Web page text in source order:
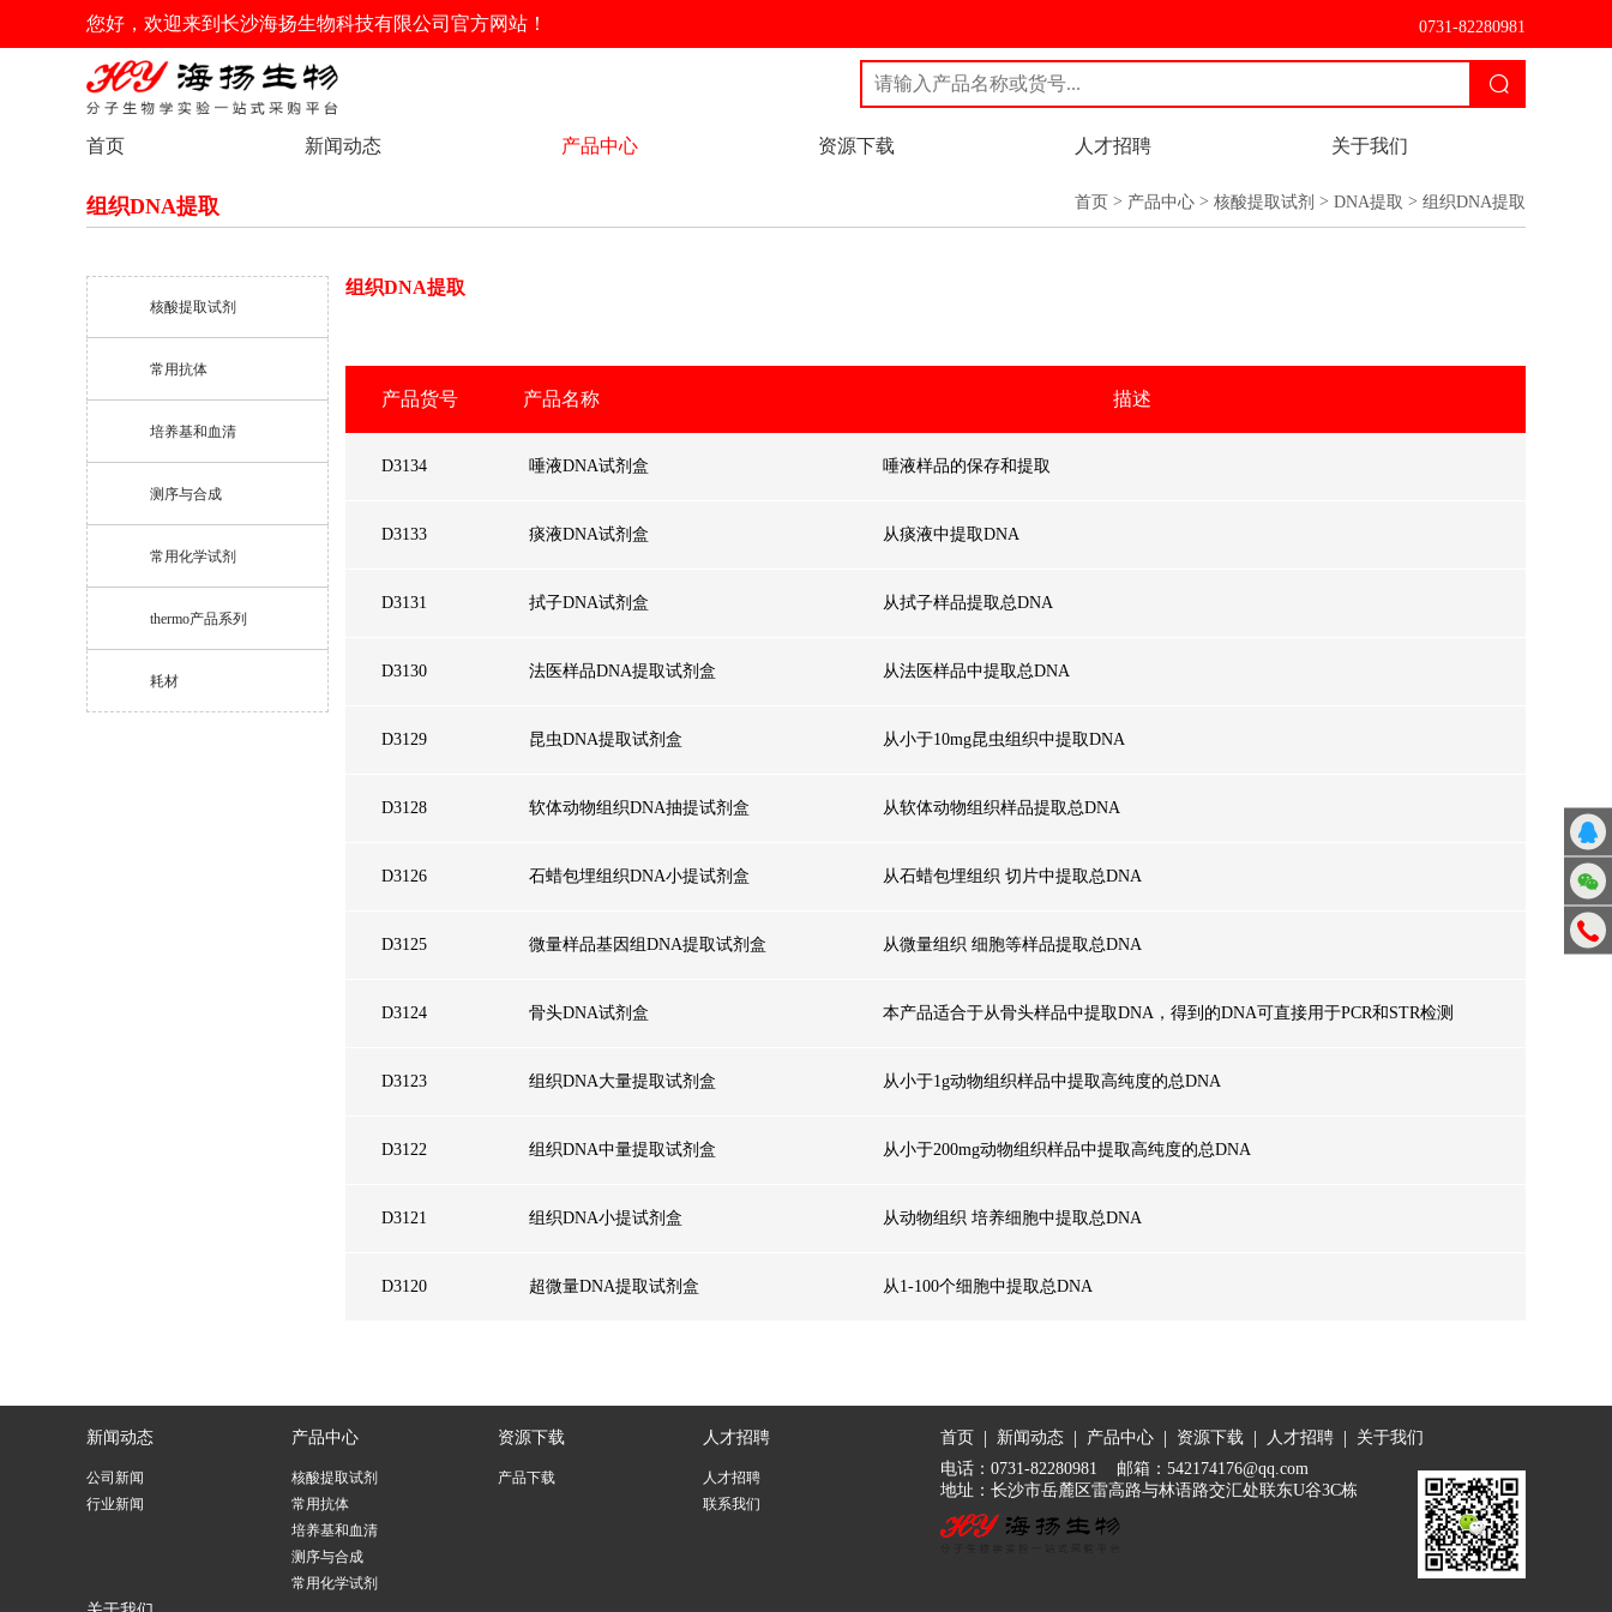
您好，欢迎来到长沙海扬生物科技有限公司官方网站！ 0731-82280981
首页 新闻动态 产品中心 资源下载 人才招聘 关于我们
组织DNA提取 首页 > 产品中心 > 核酸提取试剂 > DNA提取 > 组织DNA提取
核酸提取试剂
常用抗体
培养基和血清
测序与合成
常用化学试剂
thermo产品系列
耗材
组织DNA提取
产品货号 产品名称 描述
D3134 唾液DNA试剂盒 唾液样品的保存和提取
D3133 痰液DNA试剂盒 从痰液中提取DNA
D3131 拭子DNA试剂盒 从拭子样品提取总DNA
D3130 法医样品DNA提取试剂盒 从法医样品中提取总DNA
D3129 昆虫DNA提取试剂盒 从小于10mg昆虫组织中提取DNA
D3128 软体动物组织DNA抽提试剂盒 从软体动物组织样品提取总DNA
D3126 石蜡包埋组织DNA小提试剂盒 从石蜡包埋组织 切片中提取总DNA
D3125 微量样品基因组DNA提取试剂盒 从微量组织 细胞等样品提取总DNA
D3124 骨头DNA试剂盒 本产品适合于从骨头样品中提取DNA，得到的DNA可直接用于PCR和STR检测
D3123 组织DNA大量提取试剂盒 从小于1g动物组织样品中提取高纯度的总DNA
D3122 组织DNA中量提取试剂盒 从小于200mg动物组织样品中提取高纯度的总DNA
D3121 组织DNA小提试剂盒 从动物组织 培养细胞中提取总DNA
D3120 超微量DNA提取试剂盒 从1-100个细胞中提取总DNA
新闻动态
公司新闻
行业新闻
产品中心
核酸提取试剂
常用抗体
培养基和血清
测序与合成
常用化学试剂
资源下载
产品下载
人才招聘
人才招聘
联系我们
首页 | 新闻动态 | 产品中心 | 资源下载 | 人才招聘 |
关于我们
电话：0731-82280981 邮箱：542174176@qq.com
地址：长沙市岳麓区雷高路与林语路交汇处联东U谷3C栋